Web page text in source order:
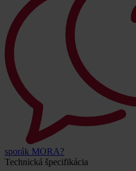
sporák MORA?
Technická špecifikácia